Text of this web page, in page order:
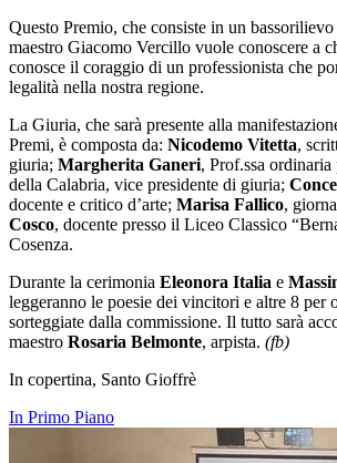
Questo Premio, che consiste in un
maestro Giacomo Vercillo vuole conoscere a
conosce il coraggio di un professionista che
legalità nella nostra regione.
La Giuria, che sarà presente alla
Premi, è composta da: Nicodemo Vitetta,
giuria; Margherita Ganeri, Prof.ssa ordinaria
della Calabria, vice presidente di giuria;
docente e critico d’arte; Marisa Fallico,
Cosco, docente presso il Liceo Classico
Cosenza.
Durante la cerimonia Eleonora Italia e
leggeranno le poesie dei vincitori e altre 8 per
sorteggiate dalla commissione. Il tutto sarà
maestro Rosaria Belmonte, arpista. (fb)
In copertina, Santo Gioffrè
In Primo Piano